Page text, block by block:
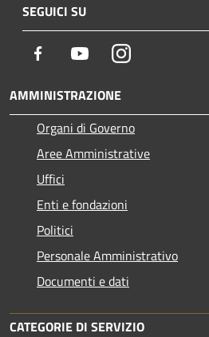
SEGUICI SU
Facebook YoutubeInstagram
AMMINISTRAZIONE
Organi di Governo
Aree Amministrative
Uffici
Enti e fondazioni
Politici
Personale Amministrativo
Documenti e dati
CATEGORIE DI SERVIZIO